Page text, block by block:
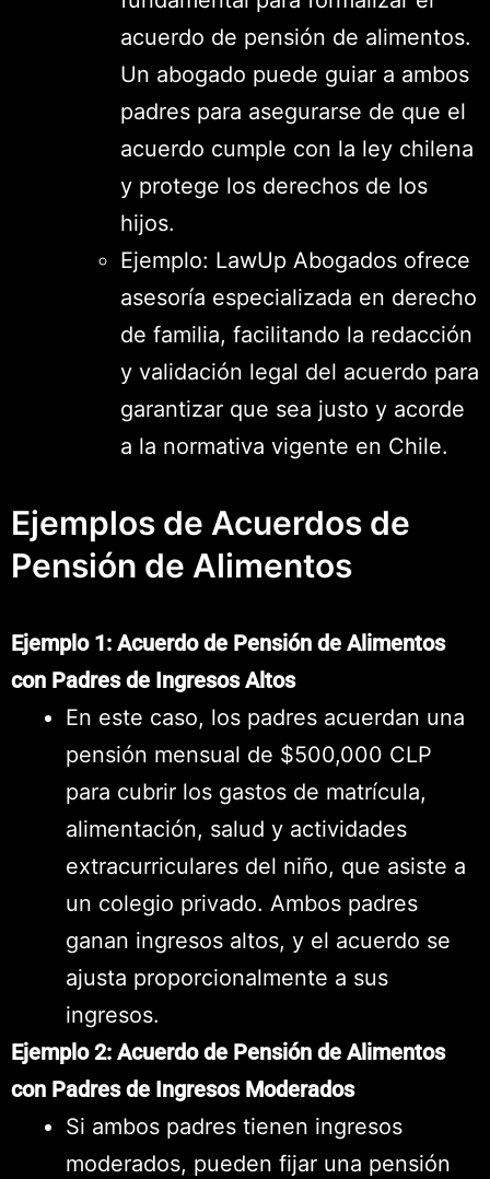
acuerdo de pensión de alimentos.
Un abogado puede guiar a ambos
padres para asegurarse de que el
acuerdo cumple con la ley chilena
y protege los derechos de los
hijos.
Ejemplo: LawUp Abogados ofrece
asesoría especializada en derecho
de familia, facilitando la redacción
y validación legal del acuerdo para
garantizar que sea justo y acorde
a la normativa vigente en Chile.
Ejemplos de Acuerdos de
Pensión de Alimentos
Ejemplo 1: Acuerdo de Pensión de Alimentos
con Padres de Ingresos Altos
En este caso, los padres acuerdan una
pensión mensual de $500,000 CLP
para cubrir los gastos de matrícula,
alimentación, salud y actividades
extracurriculares del niño, que asiste a
un colegio privado. Ambos padres
ganan ingresos altos, y el acuerdo se
ajusta proporcionalmente a sus
ingresos.
Ejemplo 2: Acuerdo de Pensión de Alimentos
con Padres de Ingresos Moderados
Si ambos padres tienen ingresos
moderados, pueden fijar una pensión